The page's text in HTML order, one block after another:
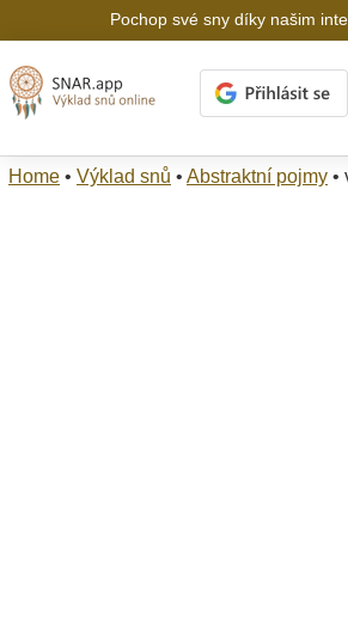
Pochop své sny díky našim
Home • Výklad snů • Abstraktní pojmy •